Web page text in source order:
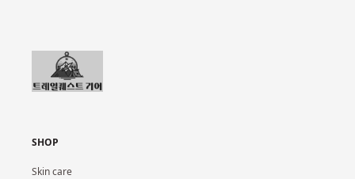
SHOP
Skin care